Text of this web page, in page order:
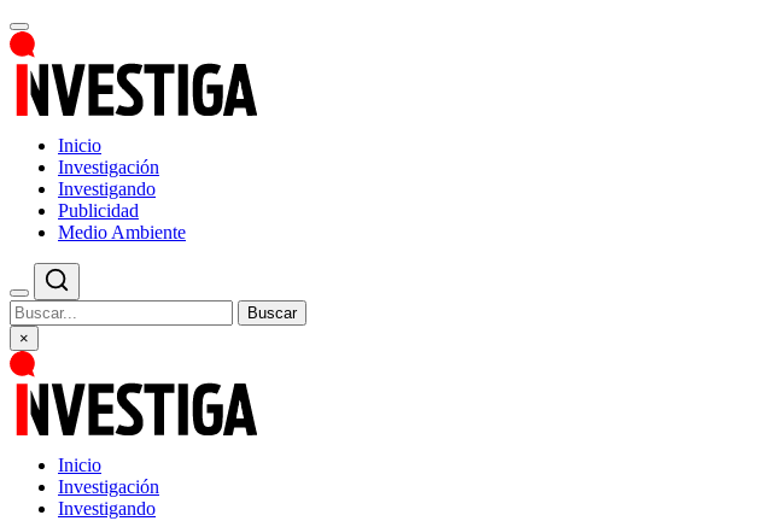
Inicio
Investigación
Investigando
Publicidad
Medio Ambiente
Buscar
×
Inicio
Investigación
Investigando